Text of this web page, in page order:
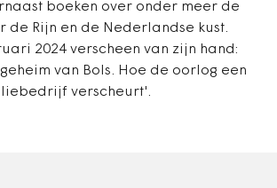
boeken over onder meer de
de Rijn en de Nederlandse kust.
2024 verscheen van zijn hand:
van Bols. Hoe de oorlog een
verscheurt'.